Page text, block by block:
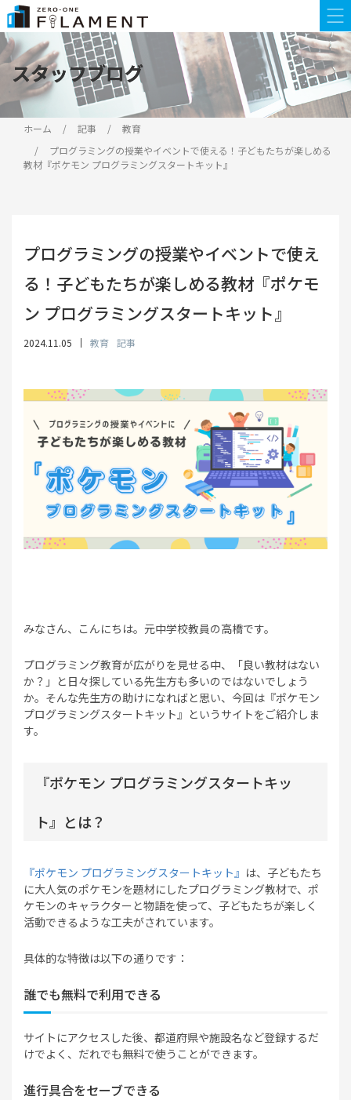
スタッフブログ
スタッフブログ
ホーム 記事
教育
プログラミングの授業やイベントで使える！子どもたちが楽しめる
教材『ポケモン プログラミングスタートキット』
プログラミングの授業やイベントで使え
る！子どもたちが楽しめる教材『ポケモ
ン プログラミングスタートキット』
2024.11.05 教育 記事
みなさん、こんにちは。元中学校教員の高橋です。
プログラミング教育が広がりを見せる中、「良い教材はない
か？」と日々探している先生方も多いのではないでしょう
か。そんな先生方の助けになればと思い、今回は『ポケモン
プログラミングスタートキット』というサイトをご紹介しま
す。
『ポケモン プログラミングスタートキッ
ト』とは？
『ポケモン プログラミングスタートキット』 は、子どもたち
に大人気のポケモンを題材にしたプログラミング教材で、ポ
ケモンのキャラクターと物語を使って、子どもたちが楽しく
活動できるような工夫がされています。
具体的な特徴は以下の通りです：
誰でも無料で利用できる
サイトにアクセスした後、都道府県や施設名など登録するだ
けでよく、だれでも無料で使うことができます。
進行具合をセーブできる